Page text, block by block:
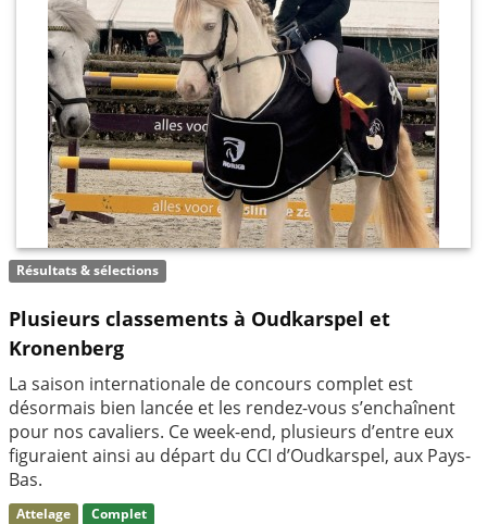
Résultats & sélections
Plusieurs classements à Oudkarspel et
Kronenberg
La saison internationale de concours complet est
désormais bien lancée et les rendez-vous s’enchaînent
pour nos cavaliers. Ce week-end, plusieurs d’entre eux
figuraient ainsi au départ du CCI d’Oudkarspel, aux Pays-
Bas.
Attelage Complet